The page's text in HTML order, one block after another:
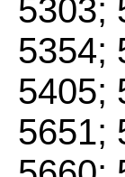
5303;
5354;
5405;
5651;